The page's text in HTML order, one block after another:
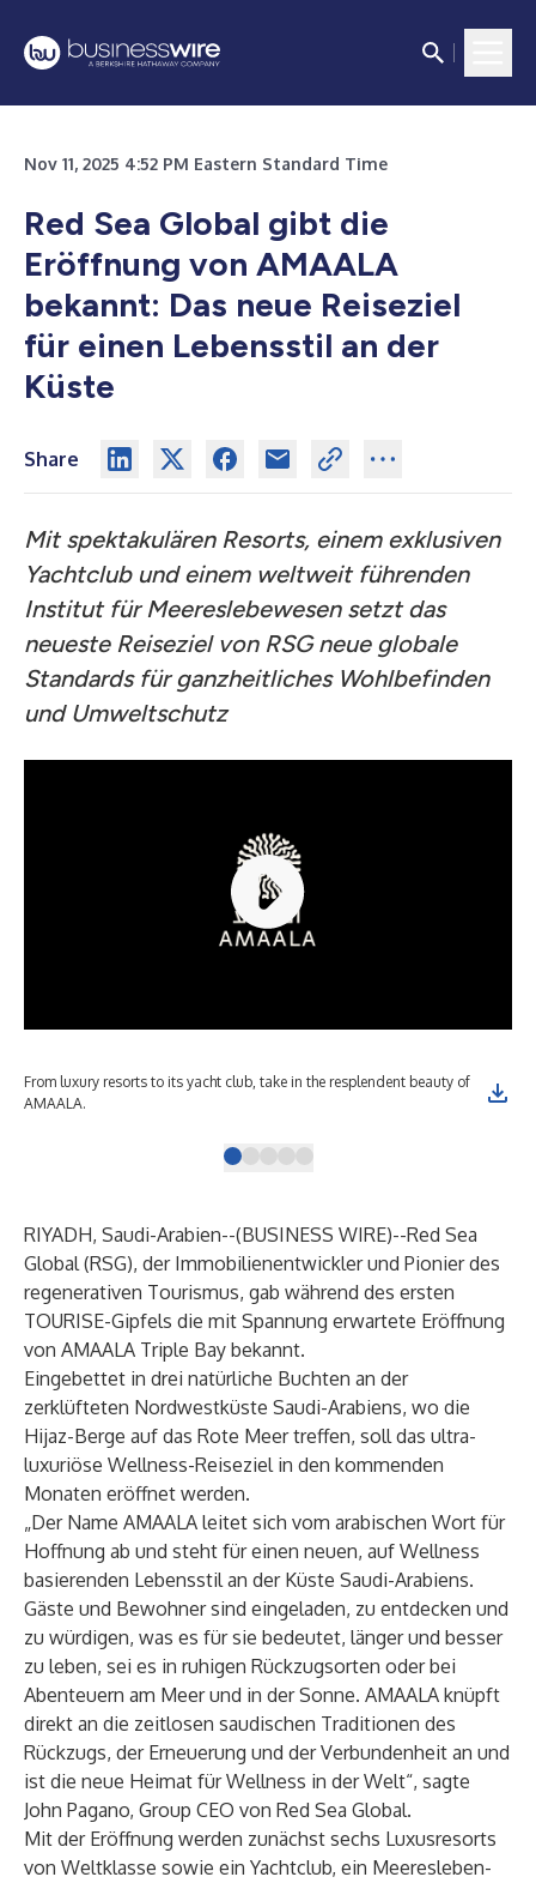
Nov 11, 2025 4:52 PM Eastern Standard Time
Red Sea Global gibt die
Eröffnung von AMAALA
bekannt: Das neue Reiseziel
für einen Lebensstil an der
Küste
Share
Mit spektakulären Resorts, einem exklusiven
Yachtclub und einem weltweit führenden
Institut für Meereslebewesen setzt das
neueste Reiseziel von RSG neue globale
Standards für ganzheitliches Wohlbefinden
und Umweltschutz
From luxury resorts to its yacht club, take in the resplendent beauty of
AMAALA.
RIYADH, Saudi-Arabien--(BUSINESS WIRE)--Red Sea
Global (RSG), der Immobilienentwickler und Pionier des
regenerativen Tourismus, gab während des ersten
TOURISE-Gipfels die mit Spannung erwartete Eröffnung
von AMAALA Triple Bay bekannt.
Eingebettet in drei natürliche Buchten an der
zerklüfteten Nordwestküste Saudi-Arabiens, wo die
Hijaz-Berge auf das Rote Meer treffen, soll das ultra-
luxuriöse Wellness-Reiseziel in den kommenden
Monaten eröffnet werden.
„Der Name AMAALA leitet sich vom arabischen Wort für
Hoffnung ab und steht für einen neuen, auf Wellness
basierenden Lebensstil an der Küste Saudi-Arabiens.
Gäste und Bewohner sind eingeladen, zu entdecken und
zu würdigen, was es für sie bedeutet, länger und besser
zu leben, sei es in ruhigen Rückzugsorten oder bei
Abenteuern am Meer und in der Sonne. AMAALA knüpft
direkt an die zeitlosen saudischen Traditionen des
Rückzugs, der Erneuerung und der Verbundenheit an und
ist die neue Heimat für Wellness in der Welt“, sagte
John Pagano, Group CEO von Red Sea Global.
Mit der Eröffnung werden zunächst sechs Luxusresorts
von Weltklasse sowie ein Yachtclub, ein Meeresleben-